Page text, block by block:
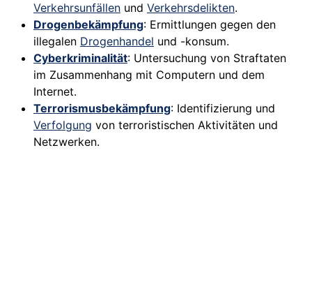
Verkehrsunfällen und Verkehrsdelikten.
Drogenbekämpfung: Ermittlungen gegen den
illegalen Drogenhandel und -konsum.
Cyberkriminalität: Untersuchung von Straftaten
im Zusammenhang mit Computern und dem
Internet.
Terrorismusbekämpfung: Identifizierung und
Verfolgung von terroristischen Aktivitäten und
Netzwerken.